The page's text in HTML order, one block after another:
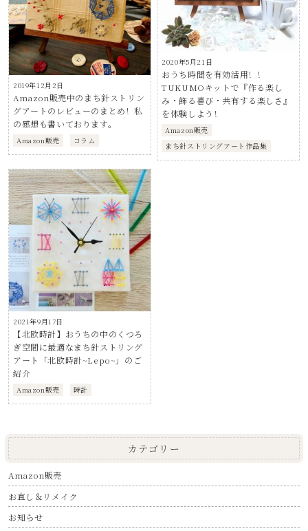
2019年12月2日
Amazon販売中のまち針ストリン
グアートのレビューのまとめ！私
の感想も書いております。
Amazon販売 コラム
2020年5月21日
おうち時間を有効活用！！
TUKUMOキットで『作る楽し
み・飾る喜び・共有する楽しさ』
を体験しよう！
Amazon販売
まち針ストリングアート作品集
2021年9月17日
【北欧時計】おうちの中のくつろ
ぎ空間に最適なまち針ストリング
アート「北欧時計~Lepo~」のご
紹介
Amazon販売 時計
カテゴリー
Amazon販売
お直し＆リメイク
お知らせ